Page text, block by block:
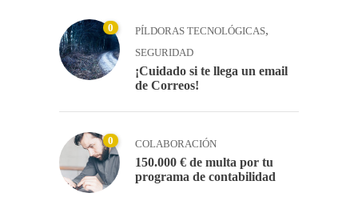
0 PÍLDORAS TECNOLÓGICAS,
SEGURIDAD
¡Cuidado si te llega un email
de Correos!
0 COLABORACIÓN
150.000 € de multa por tu
programa de contabilidad